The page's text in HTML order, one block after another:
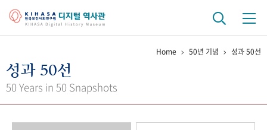
걸어온 길 기관 변천사
Home 50년 기념 성과 50선
성과 50선
50 Years in 50 Snapshots